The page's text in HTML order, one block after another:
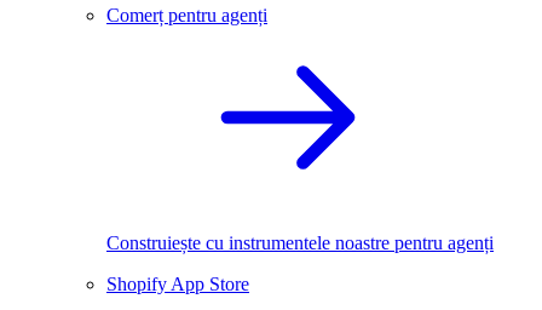
Comerț pentru agenți
Construiește cu instrumentele noastre pentru agenți
Shopify App Store